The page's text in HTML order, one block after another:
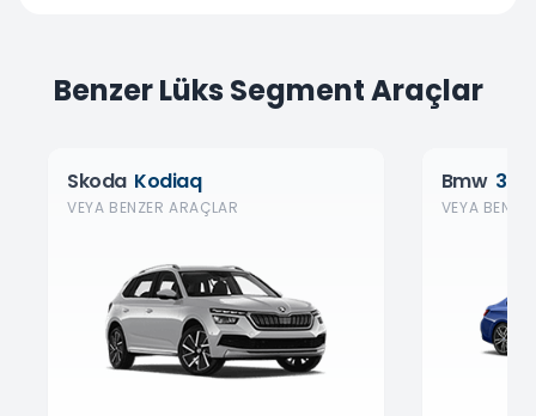
Benzer Lüks Segment Araçlar
Skoda Kodiaq
VEYA BENZER ARAÇLAR
Bmw 3
VEYA